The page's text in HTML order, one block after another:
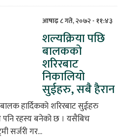
आषाढ़ ८ गते, २०७२ - ११:४३
शल्यक्रिया पछि
बालकको
शरिरबाट
निकालियो
सुईहरु, सबै हैरान
हार्दिकको शरिरबाट सुईहरु
रहस्य बनेको छ । यसैबिच
सर्जरी गर...